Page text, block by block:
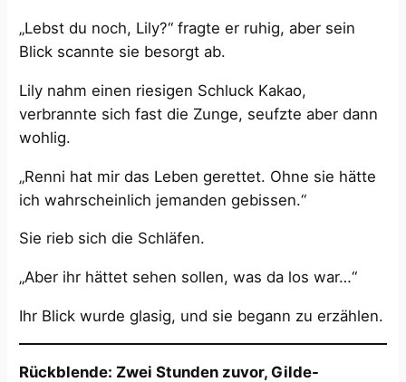
„Lebst du noch, Lily?“ fragte er ruhig, aber sein
Blick scannte sie besorgt ab.
Lily nahm einen riesigen Schluck Kakao,
verbrannte sich fast die Zunge, seufzte aber dann
wohlig.
„Renni hat mir das Leben gerettet. Ohne sie hätte
ich wahrscheinlich jemanden gebissen.“
Sie rieb sich die Schläfen.
„Aber ihr hättet sehen sollen, was da los war…“
Ihr Blick wurde glasig, und sie begann zu erzählen.
Rückblende: Zwei Stunden zuvor, Gilde-